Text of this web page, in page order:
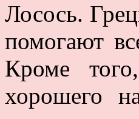
Лосось.
помогают
Кроме
хорошего